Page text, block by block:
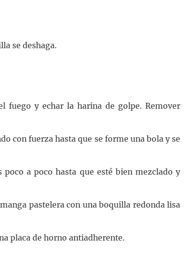
se deshaga.
fuego y echar la harina de golpe. Remover
con fuerza hasta que se forme una bola y se
a poco hasta que esté bien mezclado y
pastelera con una boquilla redonda lisa
placa de horno antiadherente.